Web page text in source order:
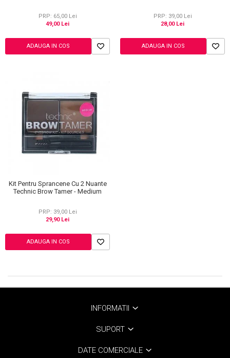
PRP: 65,00 Lei
49,00 Lei
ADAUGA IN COS
PRP: 39,00 Lei
28,00 Lei
ADAUGA IN COS
Kit Pentru Sprancene Cu 2 Nuante
Technic Brow Tamer - Medium
PRP: 39,00 Lei
29,90 Lei
ADAUGA IN COS
INFORMATII
SUPORT
DATE COMERCIALE